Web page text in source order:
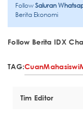
FollowSaluran
Berita Ekonomi
Follow Berita IDX
TAG:CuanMahasiswi
Tim Editor